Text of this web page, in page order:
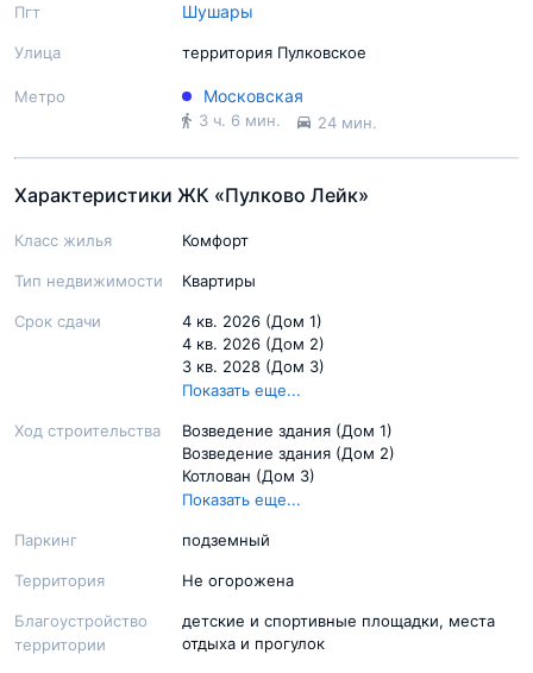
Пгт Шушары
Улица территория Пулковское
Метро Московская
3 ч. 6 мин. 24 мин.
Характеристики ЖК «Пулково Лейк»
Класс жилья Комфорт
Тип недвижимости Квартиры
Срок сдачи
4 кв. 2026 (Дом 1)
4 кв. 2026 (Дом 2)
3 кв. 2028 (Дом 3)
4 кв. 2027 (Дом 4)
Показать еще...
Ход строительства
Возведение здания (Дом 1)
Возведение здания (Дом 2)
Котлован (Дом 3)
Котлован (Дом 4)
Показать еще...
Паркинг подземный
Территория Не огорожена
Благоустройство
территории
детские и спортивные площадки, места
отдыха и прогулок